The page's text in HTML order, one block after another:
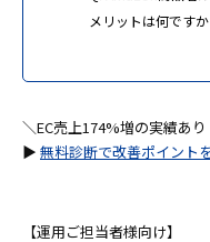
メリットは何ですか
＼EC売上174%増の実績あ
▶ 無料診断で改善ポイント
【運用ご担当者様向け】